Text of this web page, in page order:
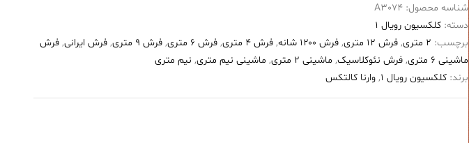
۱۲۰۰
شانه
طرح
طراوت
شناسه محصول: A3074
دسته: کلکسیون رویال 1
برچسب: 2 متری , فرش 12 متری , فرش ۱۲۰۰ شانه , فرش 4 متری , فرش 6 متری , فرش 9 متری , فرش ایرانی, فرش
ماشینی 6 متری
, فرش نئوکلاسیک, ماشینی 2 متری , ماشینی نیم متری, نیم متری
برند: کلکسیون رویال 1 , وارنا کالتکس